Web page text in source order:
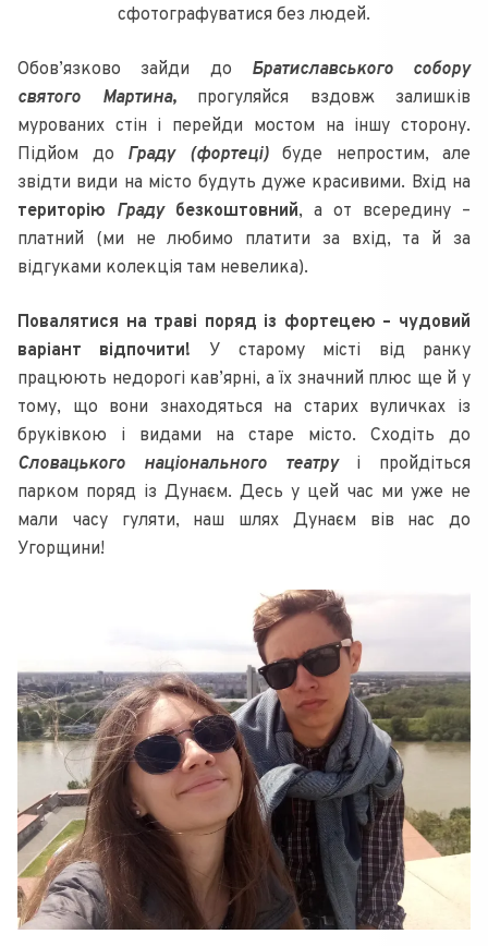
сфотографуватися без людей.
Обов’язково зайди до Братиславського собору
святого Мартина,прогуляйся вздовж залишків
мурованих стін і перейди мостом на іншу сторону.
Підйом до Граду (фортеці)буде непростим, але
звідти види на місто будуть дуже красивими. Вхід на
територію Градубезкоштовний, а от всередину –
платний (ми не любимо платити за вхід, та й за
відгуками колекція там невелика).
Повалятися на траві поряд із фортецею – чудовий
варіант відпочити! У старому місті від ранку
працюють недорогі кав’ярні, а їх значний плюс ще й у
тому, що вони знаходяться на старих вуличках із
бруківкою і видами на старе місто. Сходіть до
Словацького національного театруі пройдіться
парком поряд із Дунаєм. Десь у цей час ми уже не
мали часу гуляти, наш шлях Дунаєм вів нас до
Угорщини!